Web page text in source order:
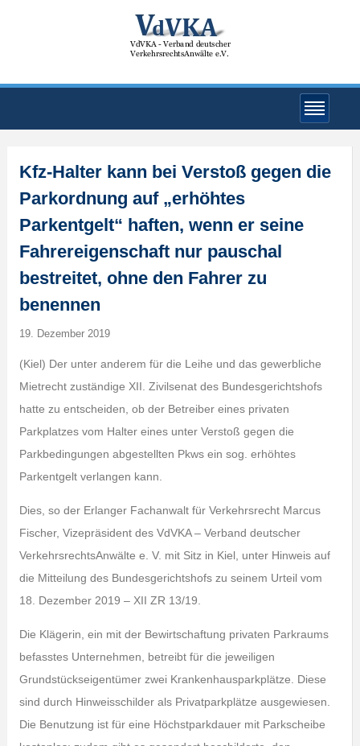
Kfz-Halter kann bei Verstoß gegen die
Parkordnung auf „erhöhtes
Parkentgelt“ haften, wenn er seine
Fahrereigenschaft nur pauschal
bestreitet, ohne den Fahrer zu
benennen
19. Dezember 2019
(Kiel) Der unter anderem für die Leihe und das gewerbliche
Mietrecht zuständige XII. Zivilsenat des Bundesgerichtshofs
hatte zu entscheiden, ob der Betreiber eines privaten
Parkplatzes vom Halter eines unter Verstoß gegen die
Parkbedingungen abgestellten Pkws ein sog. erhöhtes
Parkentgelt verlangen kann.
Dies, so der Erlanger Fachanwalt für Verkehrsrecht Marcus
Fischer, Vizepräsident des VdVKA – Verband deutscher
VerkehrsrechtsAnwälte e. V. mit Sitz in Kiel, unter Hinweis auf
die Mitteilung des Bundesgerichtshofs zu seinem Urteil vom
18. Dezember 2019 – XII ZR 13/19.
Die Klägerin, ein mit der Bewirtschaftung privaten Parkraums
befasstes Unternehmen, betreibt für die jeweiligen
Grundstückseigentümer zwei Krankenhausparkplätze. Diese
sind durch Hinweisschilder als Privatparkplätze ausgewiesen.
Die Benutzung ist für eine Höchstparkdauer mit Parkscheibe